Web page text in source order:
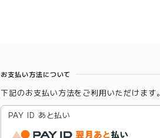
お支払い方法について
下記のお支払い方法をご利用いただけます。
PAY ID あと払い